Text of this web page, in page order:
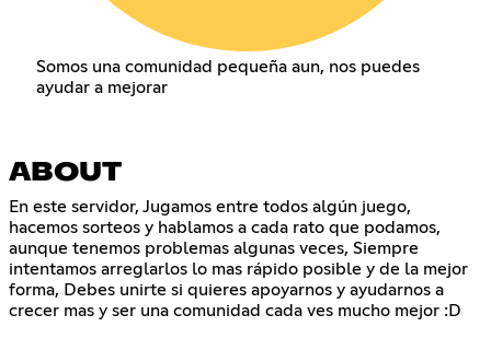
Somos una comunidad pequeña aun, nos puedes
ayudar a mejorar
ABOUT
En este servidor, Jugamos entre todos algún juego,
hacemos sorteos y hablamos a cada rato que podamos,
aunque tenemos problemas algunas veces, Siempre
intentamos arreglarlos lo mas rápido posible y de la mejor
forma, Debes unirte si quieres apoyarnos y ayudarnos a
crecer mas y ser una comunidad cada ves mucho mejor :D